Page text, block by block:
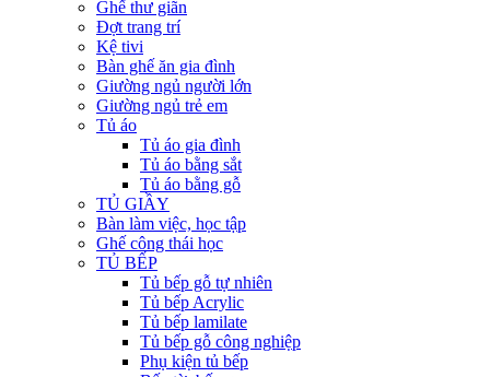
Ghế thư giãn
Đợt trang trí
Kệ tivi
Bàn ghế ăn gia đình
Giường ngủ người lớn
Giường ngủ trẻ em
Tủ áo
Tủ áo gia đình
Tủ áo bằng sắt
Tủ áo bằng gỗ
TỦ GIẦY
Bàn làm việc, học tập
Ghế công thái học
TỦ BẾP
Tủ bếp gỗ tự nhiên
Tủ bếp Acrylic
Tủ bếp lamilate
Tủ bếp gỗ công nghiệp
Phụ kiện tủ bếp